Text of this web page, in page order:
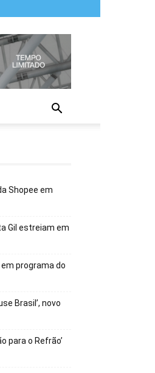
Shopee em
Gil estreiam em
em programa do
Brasil’, novo
para o Refrão’